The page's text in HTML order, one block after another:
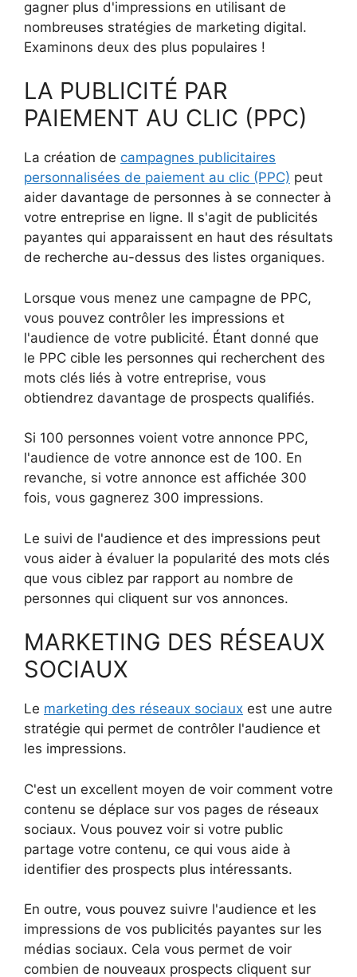
gagner plus d'impressions en utilisant de
nombreuses stratégies de marketing digital.
Examinons deux des plus populaires !
LA PUBLICITÉ PAR
PAIEMENT AU CLIC (PPC)
La création de campagnes publicitaires
personnalisées de paiement au clic (PPC) peut
aider davantage de personnes à se connecter à
votre entreprise en ligne. Il s'agit de publicités
payantes qui apparaissent en haut des résultats
de recherche au-dessus des listes organiques.
Lorsque vous menez une campagne de PPC,
vous pouvez contrôler les impressions et
l'audience de votre publicité. Étant donné que
le PPC cible les personnes qui recherchent des
mots clés liés à votre entreprise, vous
obtiendrez davantage de prospects qualifiés.
Si 100 personnes voient votre annonce PPC,
l'audience de votre annonce est de 100. En
revanche, si votre annonce est affichée 300
fois, vous gagnerez 300 impressions.
Le suivi de l'audience et des impressions peut
vous aider à évaluer la popularité des mots clés
que vous ciblez par rapport au nombre de
personnes qui cliquent sur vos annonces.
MARKETING DES RÉSEAUX
SOCIAUX
Le marketing des réseaux sociaux est une autre
stratégie qui permet de contrôler l'audience et
les impressions.
C'est un excellent moyen de voir comment votre
contenu se déplace sur vos pages de réseaux
sociaux. Vous pouvez voir si votre public
partage votre contenu, ce qui vous aide à
identifier des prospects plus intéressants.
En outre, vous pouvez suivre l'audience et les
impressions de vos publicités payantes sur les
médias sociaux. Cela vous permet de voir
combien de nouveaux prospects cliquent sur